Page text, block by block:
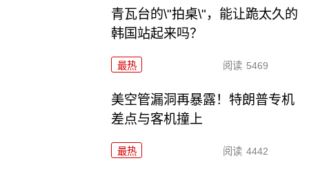
青瓦台的\"拍桌\"，能让跪太久的
韩国站起来吗？
最热 阅读 5469
美空管漏洞再暴露！特朗普专机
差点与客机撞上
最热 阅读 4442